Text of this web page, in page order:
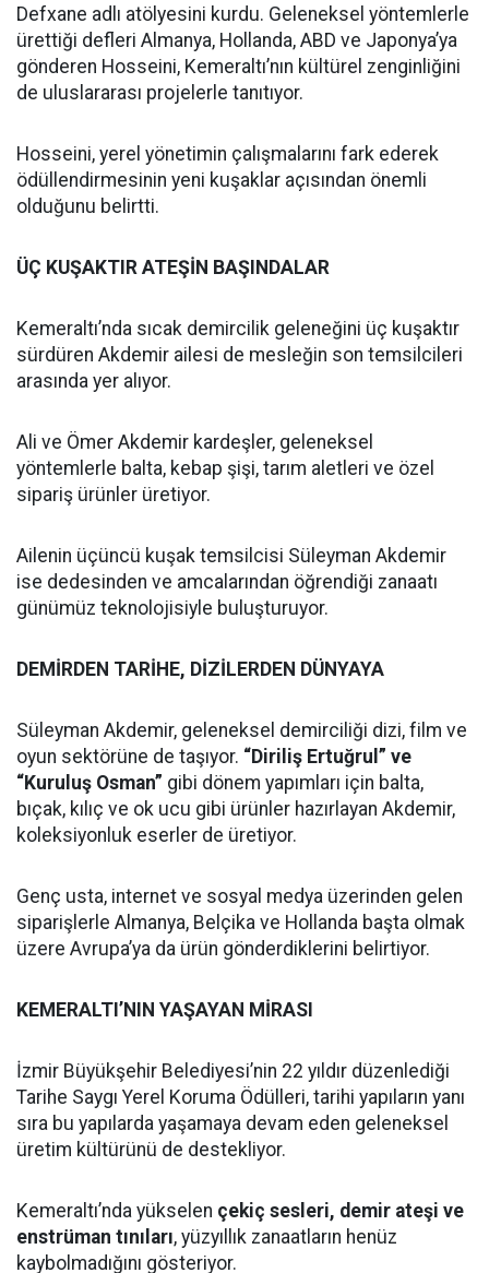
Defxane adlı atölyesini kurdu. Geleneksel yöntemlerle
ürettiği defleri Almanya, Hollanda, ABD ve Japonya’ya
gönderen Hosseini, Kemeraltı’nın kültürel zenginliğini
de uluslararası projelerle tanıtıyor.
Hosseini, yerel yönetimin çalışmalarını fark ederek
ödüllendirmesinin yeni kuşaklar açısından önemli
olduğunu belirtti.
ÜÇ KUŞAKTIR ATEŞİN BAŞINDALAR
Kemeraltı’nda sıcak demircilik geleneğini üç kuşaktır
sürdüren Akdemir ailesi de mesleğin son temsilcileri
arasında yer alıyor.
Ali ve Ömer Akdemir kardeşler, geleneksel
yöntemlerle balta, kebap şişi, tarım aletleri ve özel
sipariş ürünler üretiyor.
Ailenin üçüncü kuşak temsilcisi Süleyman Akdemir
ise dedesinden ve amcalarından öğrendiği zanaatı
günümüz teknolojisiyle buluşturuyor.
DEMİRDEN TARİHE, DİZİLERDEN DÜNYAYA
Süleyman Akdemir, geleneksel demirciliği dizi, film ve
oyun sektörüne de taşıyor. “Diriliş Ertuğrul” ve
“Kuruluş Osman” gibi dönem yapımları için balta,
bıçak, kılıç ve ok ucu gibi ürünler hazırlayan Akdemir,
koleksiyonluk eserler de üretiyor.
Genç usta, internet ve sosyal medya üzerinden gelen
siparişlerle Almanya, Belçika ve Hollanda başta olmak
üzere Avrupa’ya da ürün gönderdiklerini belirtiyor.
KEMERALTI’NIN YAŞAYAN MİRASI
İzmir Büyükşehir Belediyesi’nin 22 yıldır düzenlediği
Tarihe Saygı Yerel Koruma Ödülleri, tarihi yapıların yanı
sıra bu yapılarda yaşamaya devam eden geleneksel
üretim kültürünü de destekliyor.
Kemeraltı’nda yükselen çekiç sesleri, demir ateşi ve
enstrüman tınıları, yüzyıllık zanaatların henüz
kaybolmadığını gösteriyor.